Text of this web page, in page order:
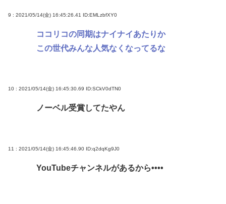
9 : 2021/05/14(金) 16:45:26.41 ID:EMLzbfXY0
ココリコの同期はナイナイあたりか
この世代みんな人気なくなってるな
10 : 2021/05/14(金) 16:45:30.69 ID:SCkV0dTN0
ノーベル受賞してたやん
11 : 2021/05/14(金) 16:45:46.90 ID:q2dqKg9J0
YouTubeチャンネルがあるから••••